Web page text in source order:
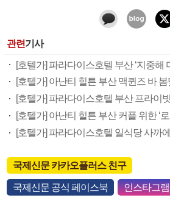
관련기사
[호텔가] 파라다이스호텔 부산 ‘지중해
[호텔가] 아난티 힐튼 부산 맥퀸즈 바
[호텔가] 파라다이스호텔 부산 프라이
[호텔가] 아난티 힐튼 부산 커플 위한 ‘
[호텔가] 파라다이스호텔 일식당 사까
국제신문 카카오플러스 친구
국제신문 공식 페이스북 인스타그램